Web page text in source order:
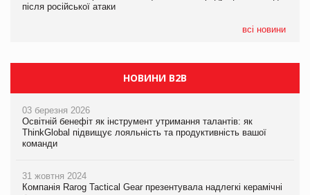
після російської атаки
всі новини
Сергій Лісунов про заморожені хлібобулочні вироби на
після російської атаки
НОВИНИ B2B
03 березня 2026
Освітній бенефіт як інструмент утримання талантів: як
ThinkGlobal підвищує лояльність та продуктивність вашої
команди
31 жовтня 2024
Компанія Rarog Tactical Gear презентувала надлегкі керамічні